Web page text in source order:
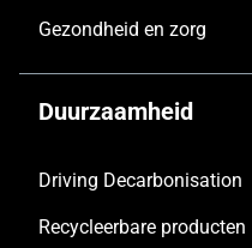
Gezondheid en zorg
Duurzaamheid
Driving Decarbonisation
Recycleerbare producten